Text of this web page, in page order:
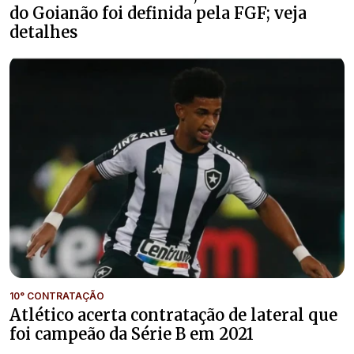
do Goianão foi definida pela FGF; veja
detalhes
10° CONTRATAÇÃO
Atlético acerta contratação de lateral que
foi campeão da Série B em 2021